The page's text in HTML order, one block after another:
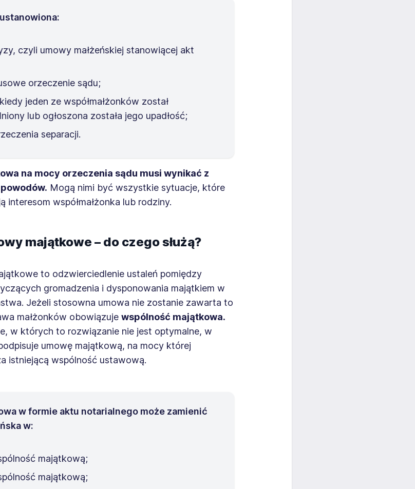
czyli umowy małżeńskiej stanowiącej akt
orzeczenie sądu;
jeden ze współmałżonków został
lub ogłoszona została jego upadłość;
separacji.
na mocy orzeczenia sądu musi wynikać z
Mogą nimi być wszystkie sytuacje, które
interesom współmałżonka lub rodziny.
majątkowe – do czego służą?
to odzwierciedlenie ustaleń pomiędzy
gromadzenia i dysponowania majątkiem w
Jeżeli stosowna umowa nie zostanie zawarta to
małżonków obowiązuje wspólność majątkowa.
w których to rozwiązanie nie jest optymalne, w
umowę majątkową, na mocy której
istniejącą wspólność ustawową.
w formie aktu notarialnego może zamienić
w:
majątkową;
majątkową;